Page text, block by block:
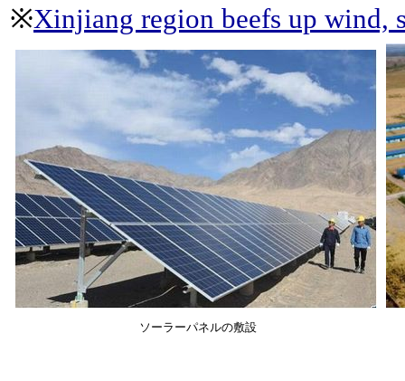
※Xinjiang region beefs up wind,
ソーラーパネルの敷設